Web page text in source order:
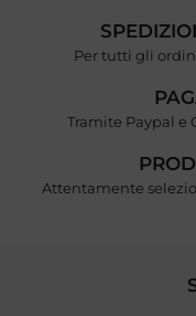
Per tutti gli
Tramite Paypal e
Attentamente